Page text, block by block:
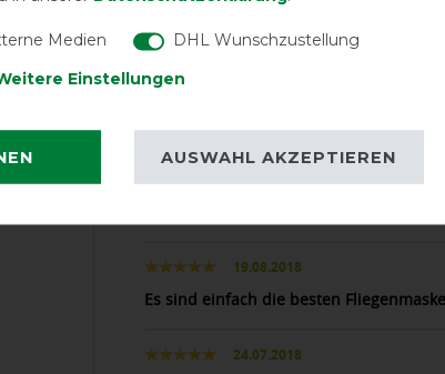
LATEST REVIEWS
28.07.2023
Eine Bucas halt. Perfekte Passform
19.08.2018
Es sind einfach die besten
24.07.2018
Medien
DHL Wunschzustellung
Einstellungen
AUSWAHL AKZEPTIEREN